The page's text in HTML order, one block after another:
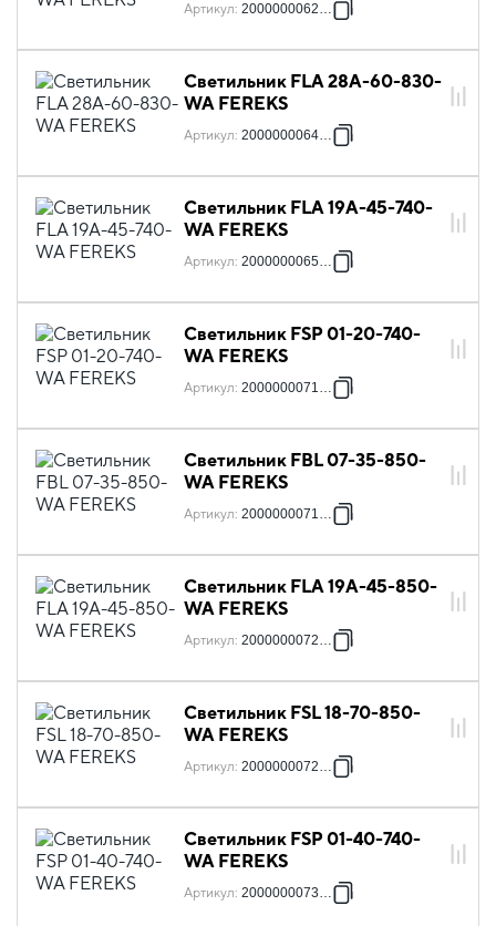
Артикул: 2000000062983
Светильник FLA 28A-60-830-
WA FEREKS
Артикул: 2000000064512
Светильник FLA 19A-45-740-
WA FEREKS
Артикул: 2000000065793
Светильник FSP 01-20-740-
WA FEREKS
Артикул: 2000000071107
Светильник FBL 07-35-850-
WA FEREKS
Артикул: 2000000071978
Светильник FLA 19A-45-850-
WA FEREKS
Артикул: 2000000072074
Светильник FSL 18-70-850-
WA FEREKS
Артикул: 2000000072234
Светильник FSP 01-40-740-
WA FEREKS
Артикул: 2000000073217